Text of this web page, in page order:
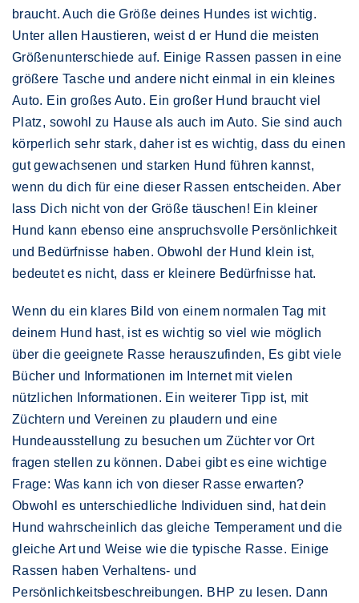
braucht. Auch die Größe deines Hundes ist wichtig.
Unter allen Haustieren, weist d er Hund die meisten
Größenunterschiede auf. Einige Rassen passen in eine
größere Tasche und andere nicht einmal in ein kleines
Auto. Ein großes Auto. Ein großer Hund braucht viel
Platz, sowohl zu Hause als auch im Auto. Sie sind auch
körperlich sehr stark, daher ist es wichtig, dass du einen
gut gewachsenen und starken Hund führen kannst,
wenn du dich für eine dieser Rassen entscheiden. Aber
lass Dich nicht von der Größe täuschen! Ein kleiner
Hund kann ebenso eine anspruchsvolle Persönlichkeit
und Bedürfnisse haben. Obwohl der Hund klein ist,
bedeutet es nicht, dass er kleinere Bedürfnisse hat.
Wenn du ein klares Bild von einem normalen Tag mit
deinem Hund hast, ist es wichtig so viel wie möglich
über die geeignete Rasse herauszufinden, Es gibt viele
Bücher und Informationen im Internet mit vielen
nützlichen Informationen. Ein weiterer Tipp ist, mit
Züchtern und Vereinen zu plaudern und eine
Hundeausstellung zu besuchen um Züchter vor Ort
fragen stellen zu können. Dabei gibt es eine wichtige
Frage: Was kann ich von dieser Rasse erwarten?
Obwohl es unterschiedliche Individuen sind, hat dein
Hund wahrscheinlich das gleiche Temperament und die
gleiche Art und Weise wie die typische Rasse. Einige
Rassen haben Verhaltens- und
Persönlichkeitsbeschreibungen. BHP zu lesen. Dann